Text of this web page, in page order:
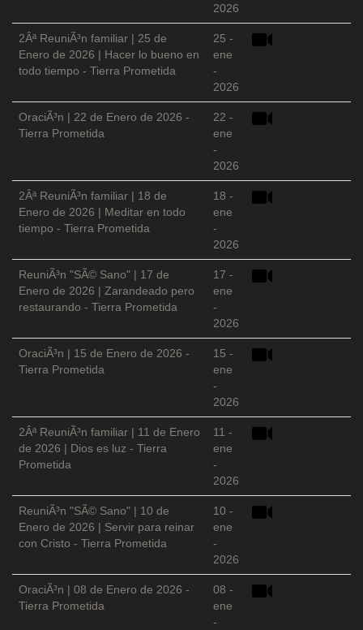
2026
2Âª ReuniÃ³n familiar | 25 de
Enero de 2026 | Hacer lo bueno en
todo tiempo - Tierra Prometida
25 -
ene
-
2026
OraciÃ³n | 22 de Enero de 2026 -
Tierra Prometida
22 -
ene
-
2026
2Âª ReuniÃ³n familiar | 18 de
Enero de 2026 | Meditar en todo
tiempo - Tierra Prometida
18 -
ene
-
2026
ReuniÃ³n "SÃ© Sano" | 17 de
Enero de 2026 | Zarandeado pero
restaurando - Tierra Prometida
17 -
ene
-
2026
OraciÃ³n | 15 de Enero de 2026 -
Tierra Prometida
15 -
ene
-
2026
2Âª ReuniÃ³n familiar | 11 de Enero
de 2026 | Dios es luz - Tierra
Prometida
11 -
ene
-
2026
ReuniÃ³n "SÃ© Sano" | 10 de
Enero de 2026 | Servir para reinar
con Cristo - Tierra Prometida
10 -
ene
-
2026
OraciÃ³n | 08 de Enero de 2026 -
Tierra Prometida
08 -
ene
-